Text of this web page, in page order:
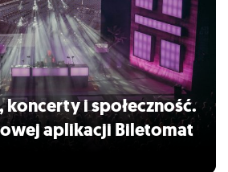
i społeczność.
aplikacji Biletomat